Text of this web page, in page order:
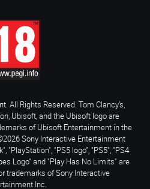
All Rights Reserved. Tom Clancy’s,
Ubisoft, and the Ubisoft logo are
of Ubisoft Entertainment in the
Sony Interactive Entertainment
"PlayStation", "PS5 logo", "PS5", "PS4
Logo" and "Play Has No Limits" are
trademarks of Sony Interactive
Inc.